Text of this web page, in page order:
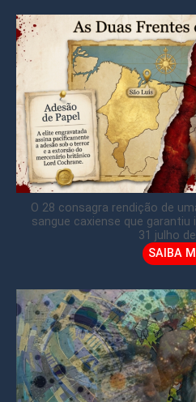
O 28 consagra rendição de
sangue caxiense que garantiu
31 julho
SAIBA